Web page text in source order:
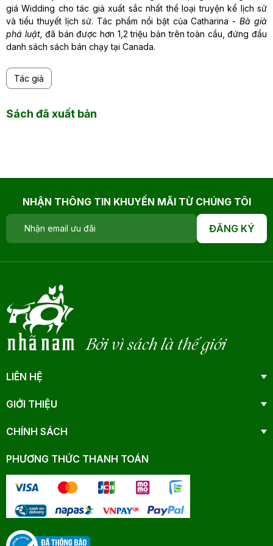
giá Widding cho tác giả xuất sắc nhất thể loại truyện kể lịch sử
và tiểu thuyết lịch sử. Tác phẩm nổi bật của Catharina -Bà già
phá luật,đã bán được hơn 1,2 triệu bản trên toàn cầu, đứng đầu
danh sách sách bán chạy tại Canada.
Tác giả
Sách đã xuất bản
NHẬN THÔNG TIN KHUYẾN MÃI TỪ CHÚNG TÔI
ĐĂNG KÝ
Bởi vì sách là thế giới
LIÊN HỆ
GIỚI THIỆU
CHÍNH SÁCH
PHƯƠNG THỨC THANH TOÁN